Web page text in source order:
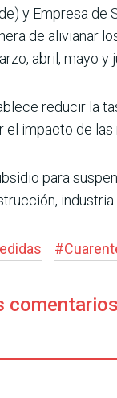
y Empresa de
de alivianar
abril, mayo y
reducir la
impacto de
para
#